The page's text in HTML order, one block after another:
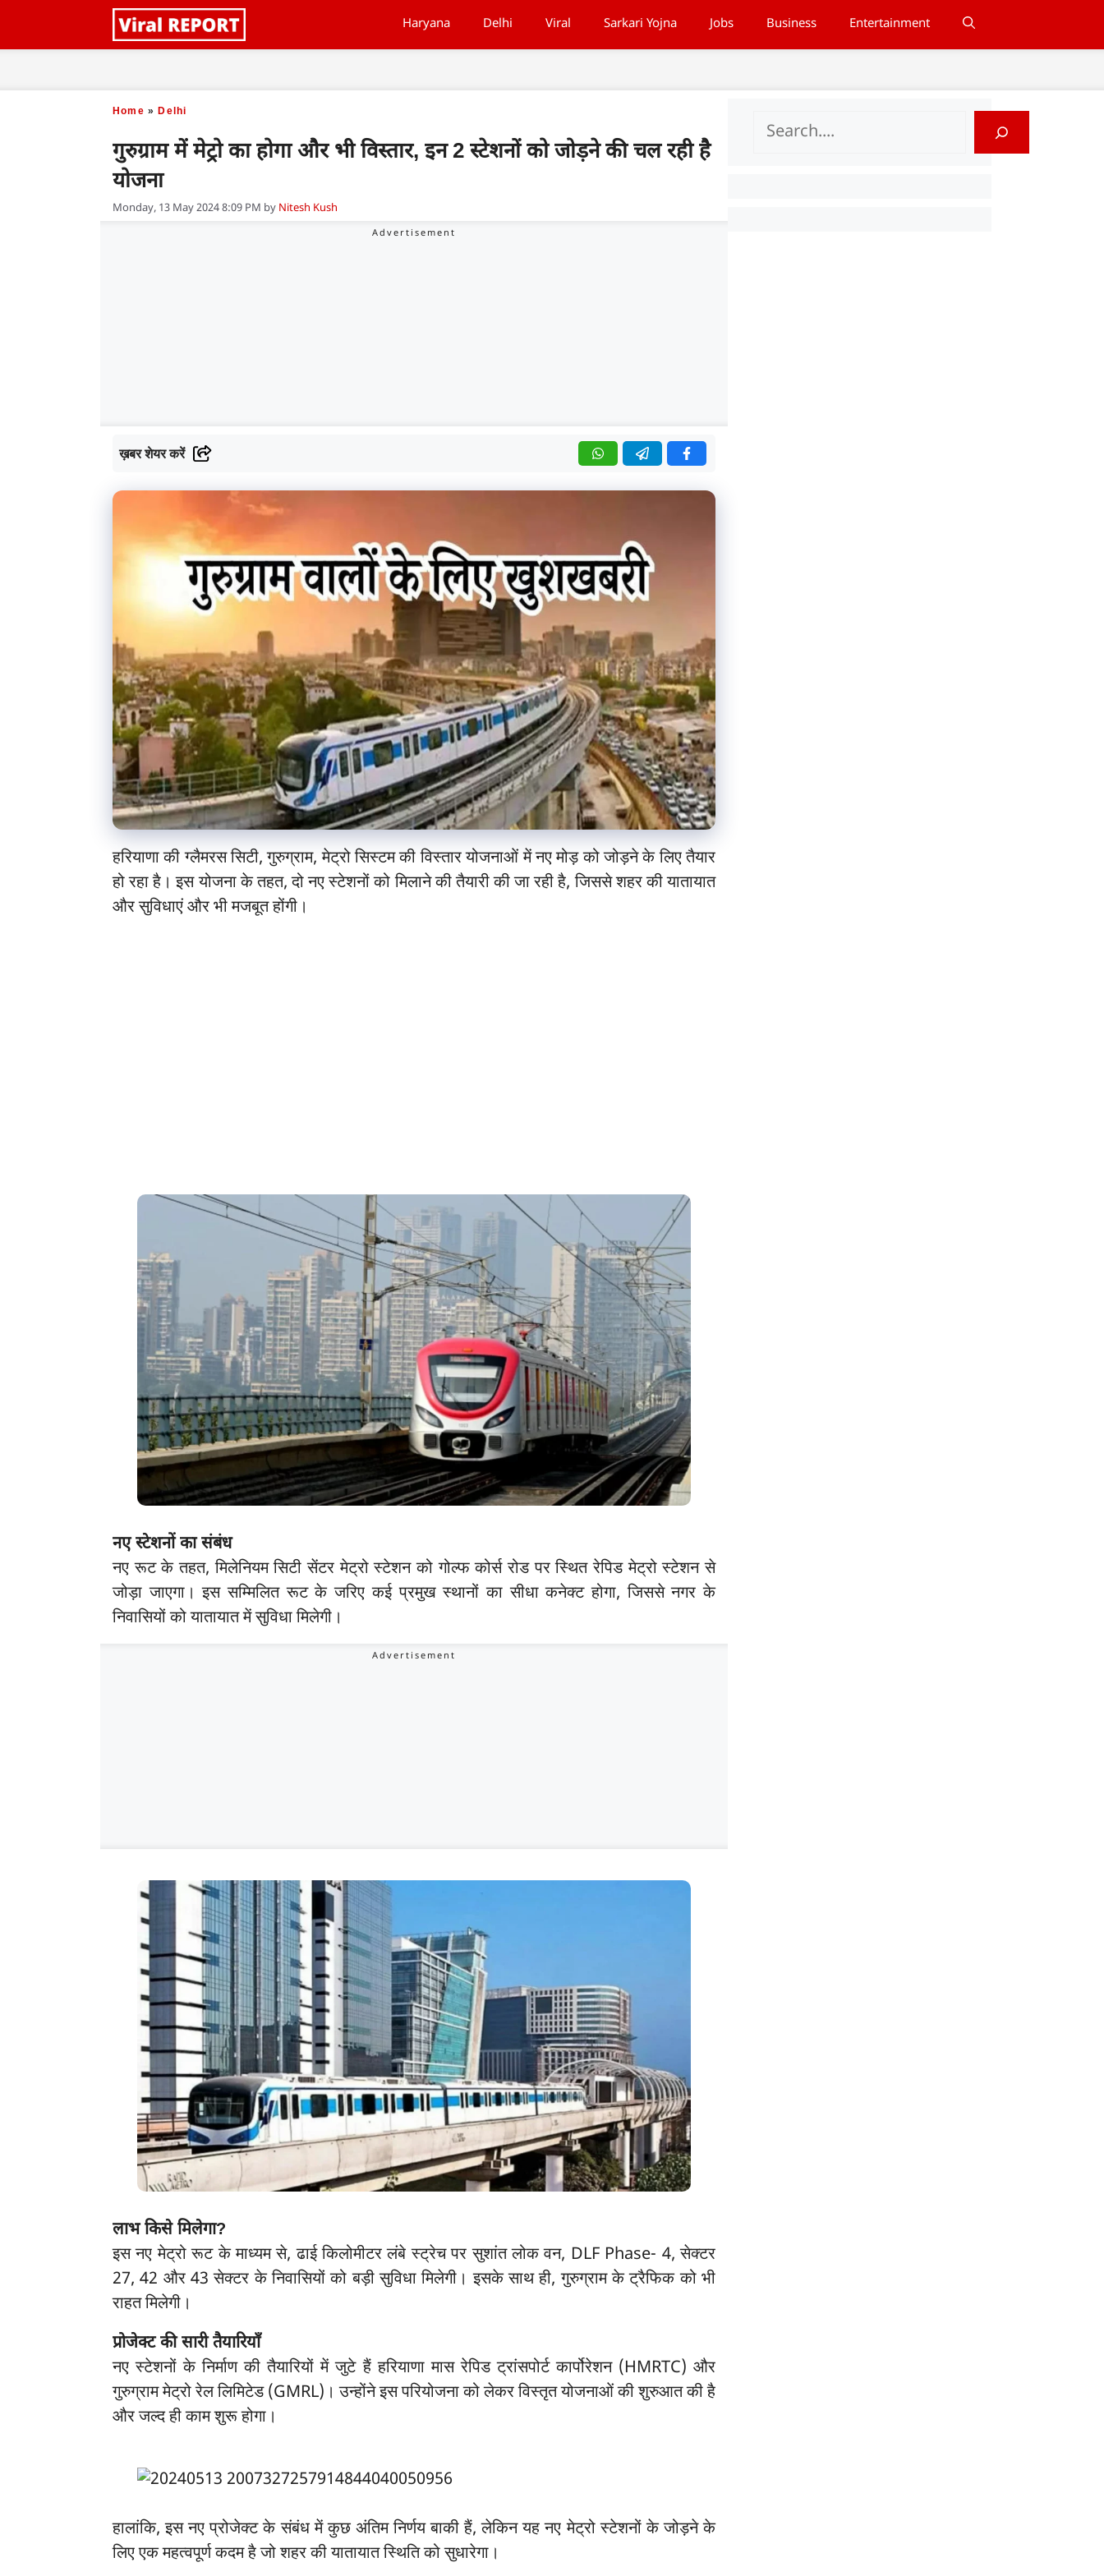
Haryana Delhi Viral Sarkari Yojna Jobs Business Entertainment
Home » Delhi
गुरुग्राम में मेट्रो का होगा और भी विस्तार, इन 2 स्टेशनों को जोड़ने की चल रही है
योजना
Monday, 13 May 2024 8:09 PM by Nitesh Kush
ख़बर शेयर करें
हरियाणा की ग्लैमरस सिटी, गुरुग्राम, मेट्रो सिस्टम की विस्तार योजनाओं में नए मोड़ को जोड़ने के लिए तैयार
हो रहा है। इस योजना के तहत, दो नए स्टेशनों को मिलाने की तैयारी की जा रही है, जिससे शहर की यातायात
और सुविधाएं और भी मजबूत होंगी।
नए स्टेशनों का संबंध
नए रूट के तहत, मिलेनियम सिटी सेंटर मेट्रो स्टेशन को गोल्फ कोर्स रोड पर स्थित रेपिड मेट्रो स्टेशन से
जोड़ा जाएगा। इस सम्मिलित रूट के जरिए कई प्रमुख स्थानों का सीधा कनेक्ट होगा, जिससे नगर के
निवासियों को यातायात में सुविधा मिलेगी।
लाभ किसे मिलेगा?
इस नए मेट्रो रूट के माध्यम से, ढाई किलोमीटर लंबे स्ट्रेच पर सुशांत लोक वन, DLF Phase- 4, सेक्टर
27, 42 और 43 सेक्टर के निवासियों को बड़ी सुविधा मिलेगी। इसके साथ ही, गुरुग्राम के ट्रैफिक को भी
राहत मिलेगी।
प्रोजेक्ट की सारी तैयारियाँ
नए स्टेशनों के निर्माण की तैयारियों में जुटे हैं हरियाणा मास रेपिड ट्रांसपोर्ट कार्पोरेशन (HMRTC) और
गुरुग्राम मेट्रो रेल लिमिटेड (GMRL)। उन्होंने इस परियोजना को लेकर विस्तृत योजनाओं की शुरुआत की है
और जल्द ही काम शुरू होगा।
हालांकि, इस नए प्रोजेक्ट के संबंध में कुछ अंतिम निर्णय बाकी हैं, लेकिन यह नए मेट्रो स्टेशनों के जोड़ने के
लिए एक महत्वपूर्ण कदम है जो शहर की यातायात स्थिति को सुधारेगा।
Search